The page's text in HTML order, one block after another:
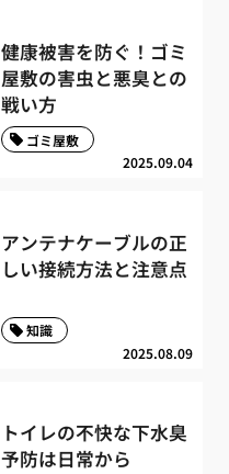
健康被害を防ぐ！ゴミ
屋敷の害虫と悪臭との
戦い方
2025.09.04
ゴミ屋敷
アンテナケーブルの正
しい接続方法と注意点
2025.08.09
知識
トイレの不快な下水臭
予防は日常から